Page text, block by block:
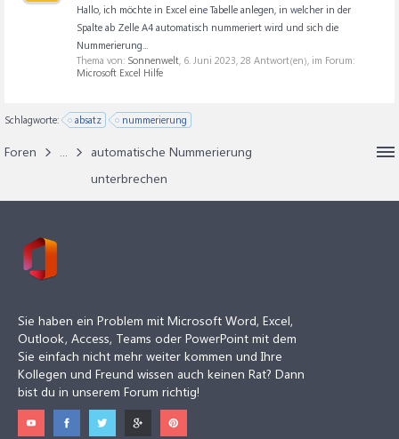
Hallo, ich möchte in Excel eine Tabelle anlegen, in welcher in der
Spalte ab Zelle A4 automatisch nummeriert wird und sich die
Nummerierung...
Thema von: Sonnenwelt, 6. Juni 2023, 28 Antwort(en), im Forum:
Microsoft Excel Hilfe
Schlagworte: absatz nummerierung
Foren ...
automatische Nummerierung
unterbrechen
Sie haben ein Problem mit Microsoft Word, Excel,
Outlook, Access, Teams oder PowerPoint mit dem
Sie einfach nicht mehr weiter kommen und Ihre
Kollegen und Freund wissen auch keinen Rat? Dann
bist du in unserem Forum richtig!